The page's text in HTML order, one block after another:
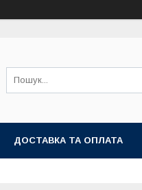
ДОСТАВКА ТА ОПЛАТА